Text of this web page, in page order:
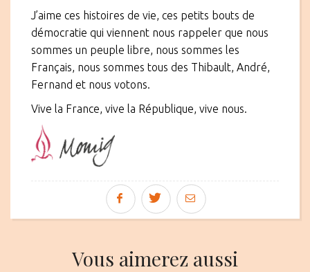
J’aime ces histoires de vie, ces petits bouts de
démocratie qui viennent nous rappeler que nous
sommes un peuple libre, nous sommes les
Français, nous sommes tous des Thibault, André,
Fernand et nous votons.
Vive la France, vive la République, vive nous.
Vous aimerez aussi